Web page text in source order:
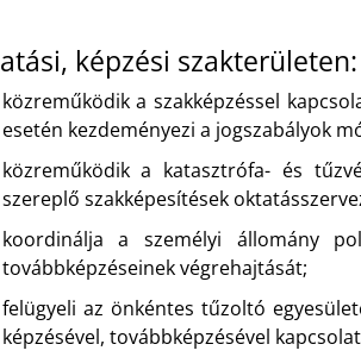
képzési szakterületen:
közreműködik a szakképzéssel
esetén kezdeményezi a jogszabályok
közreműködik a katasztrófa- és
szereplő szakképesítések
koordinálja a személyi állomány
továbbképzéseinek végrehajtását;
felügyeli az önkéntes tűzoltó
képzésével, továbbképzésével